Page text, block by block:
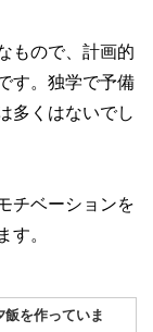
もので、計画的
す。独学で予備
多くはないでし
チベーションを
す。
飯を作っていま